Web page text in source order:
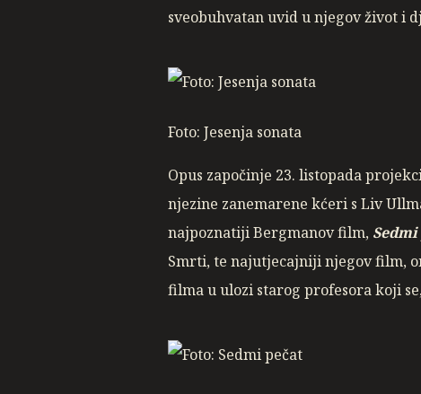
sveobuhvatan uvid u njegov život i
Foto: Jesenja sonata
Opus započinje 23. listopada
njezine zanemarene kćeri s Liv
najpoznatiji Bergmanov film,
Smrti, te najutjecajniji njegov film,
filma u ulozi starog profesora koji